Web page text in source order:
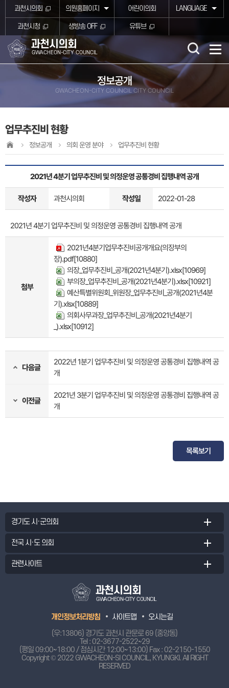
본문바로가기
과천시의회 의원홈페이지 어린이의회 LANGUAGE
과천시청 생방송 OFF 유튜브
과천시의회
GWACHEON-CITY COUNCIL
정보공개
GWACHEON-CITY COUNCIL CITY COUNCIL
업무추진비 현황
정보공개 의회 운영 분야 업무추진비 현황
2021년 4분기 업무추진비 및 의정운영 공통경비 집행내역 공개
작성자 과천시의회 작성일 2022-01-28
2021년 4분기 업무추진비 및 의정운영 공통경비 집행내역 공개
첨부
2021년4분기업무추진비공개개요(의장부의
장).pdf[10880]
의장_업무추진비_공개(2021년4분기).xlsx[10969]
부의장_업무추진비_공개(2021년4분기).xlsx[10921]
예산특별위원회_위원장_업무추진비_공개(2021년4분
기).xlsx[10889]
의회사무과장_업무추진비_공개(2021년4분기
_).xlsx[10912]
다음글
2022년 1분기 업무추진비 및 의정운영 공통경비 집행내역 공
개
이전글
2021년 3분기 업무추진비 및 의정운영 공통경비 집행내역 공
개
목록보기
경기도 시·군의회
전국 시·도 의회
관련사이트
과천시의회
GWACHEON-CITY COUNCIL
개인정보처리방침 사이트맵
오시는길
(우:13806) 경기도 과천시 관문로 69 (중앙동)
Tel :02-3677-2522~29
(평일 09:00~18:00 / 점심시간 12:00~13:00) Fax : 02-2150-1550
Copyright © 2022 GWACHEON-SI COUNCIL, KYUNGKI.All RIGHT
RESERVED